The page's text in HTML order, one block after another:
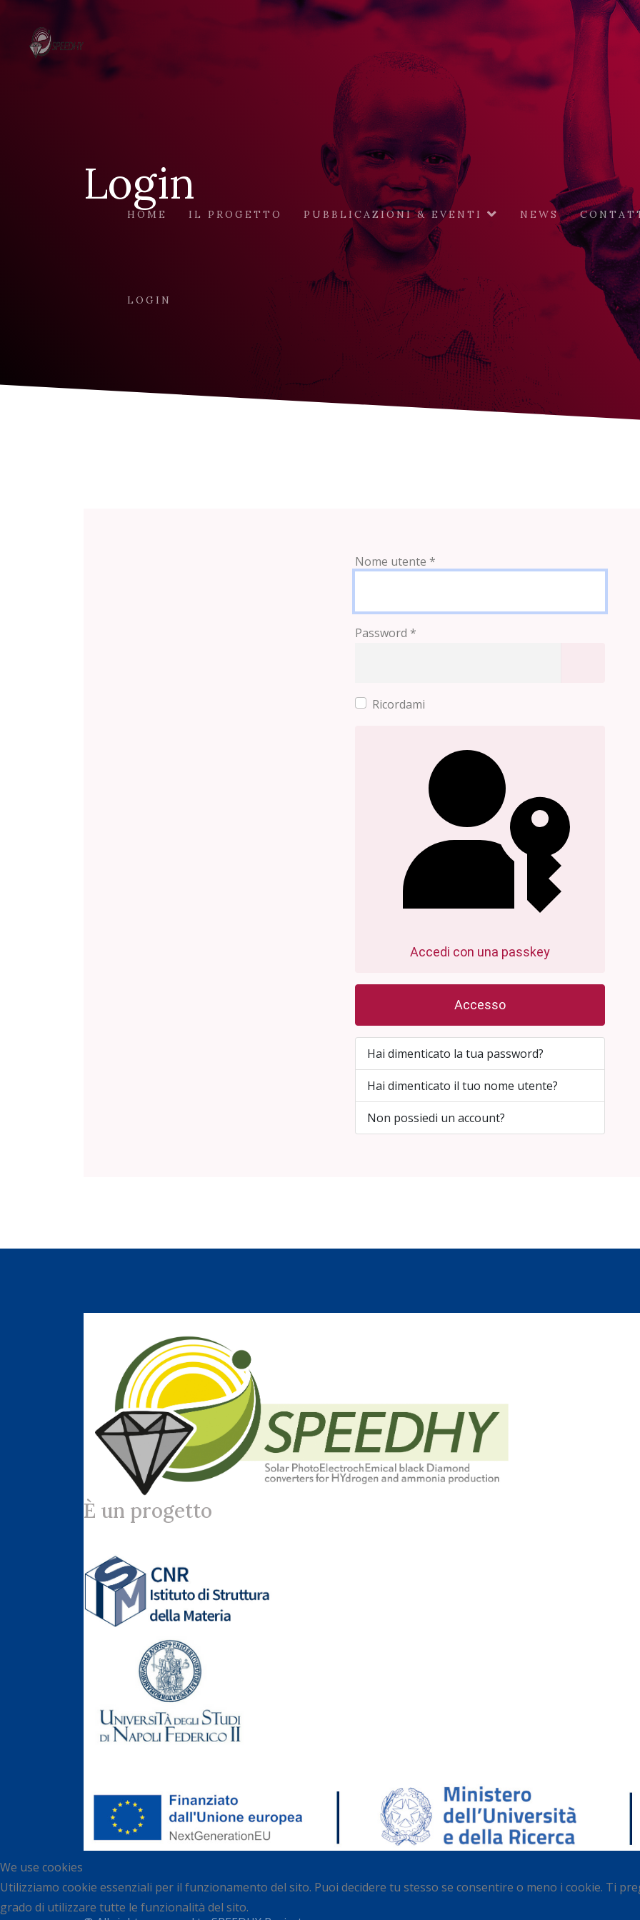
HOME IL PROGETTO PUBBLICAZIONI & EVENTI NEWS
LOGIN
Login
Nome utente *
Password *
Ricordami
Accedi con una passkey
Accesso
Hai dimenticato la tua password?
Hai dimenticato il tuo nome utente?
Non possiedi un account?
È un progetto
We use cookies
Utilizziamo cookie essenziali per il funzionamento del sito. Puoi decidere tu stesso se consentire o meno i cookie. Ti
grado di utilizzare tutte le funzionalità del sito.